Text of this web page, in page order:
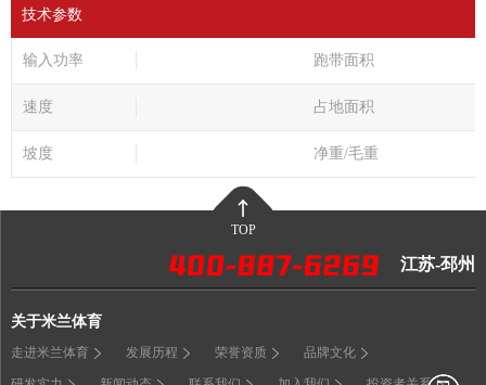
技术参数
输入功率 跑带面积
速度 占地面积
坡度 净重/毛重
TOP
江苏-邳州
关于米兰体育
走进米兰体育 发展历程 荣誉资质 品牌文化